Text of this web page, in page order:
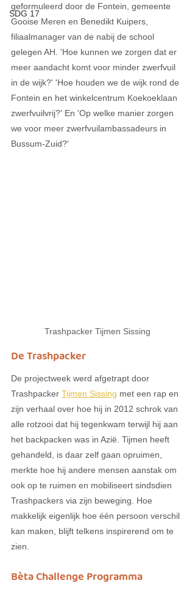
SDG 17
geformuleerd door de Fontein, gemeente
Gooise Meren en Benedikt Kuipers,
filiaalmanager van de nabij de school
gelegen AH. 'Hoe kunnen we zorgen dat er
meer aandacht komt voor minder zwerfvuil
in de wijk?' 'Hoe houden we de wijk rond de
Fontein en het winkelcentrum Koekoeklaan
zwerfvuilvrij?' En 'Op welke manier zorgen
we voor meer zwerfvuilambassadeurs in
Bussum-Zuid?'
Trashpacker Tijmen Sissing
De Trashpacker
De projectweek werd afgetrapt door
Trashpacker Tijmen Sissing met een rap en
zijn verhaal over hoe hij in 2012 schrok van
alle rotzooi dat hij tegenkwam terwijl hij aan
het backpacken was in Azië. Tijmen heeft
gehandeld, is daar zelf gaan opruimen,
merkte hoe hij andere mensen aanstak om
ook op te ruimen en mobiliseert sindsdien
Trashpackers via zijn beweging. Hoe
makkelijk eigenlijk hoe één persoon verschil
kan maken, blijft telkens inspirerend om te
zien.
Bèta Challenge Programma